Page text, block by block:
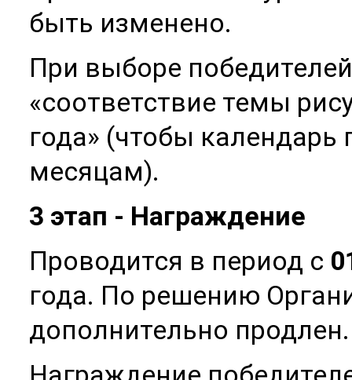
быть изменено.
При выборе
«соответствие темы
года» (чтобы
месяцам).
3 этап - Награждение
Проводится в период с
года. По решению
дополнительно продлен.